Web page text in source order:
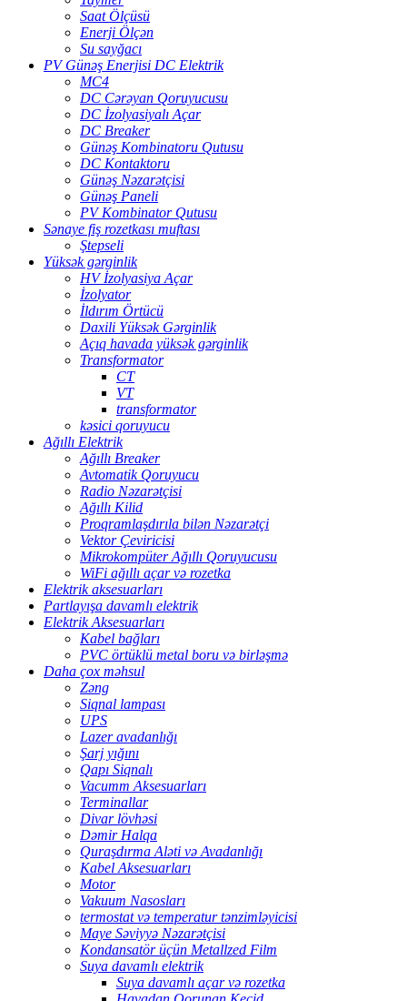
Saat Ölçüsü
Enerji Ölçən
Su sayğacı
PV Günəş Enerjisi DC Elektrik
MC4
DC Cərəyan Qoruyucusu
DC İzolyasiyalı Açar
DC Breaker
Günəş Kombinatoru Qutusu
DC Kontaktoru
Günəş Nəzarətçisi
Günəş Paneli
PV Kombinator Qutusu
Sənaye fiş rozetkası muftası
Ştepseli
Yüksək gərginlik
HV İzolyasiya Açar
İzolyator
İldırım Örtücü
Daxili Yüksək Gərginlik
Açıq havada yüksək gərginlik
Transformator
CT
VT
transformator
kəsici qoruyucu
Ağıllı Elektrik
Ağıllı Breaker
Avtomatik Qoruyucu
Radio Nəzarətçisi
Ağıllı Kilid
Proqramlaşdırıla bilən Nəzarətçi
Vektor Çeviricisi
Mikrokompüter Ağıllı Qoruyucusu
WiFi ağıllı açar və rozetka
Elektrik aksesuarları
Partlayışa davamlı elektrik
Elektrik Aksesuarları
Kabel bağları
PVC örtüklü metal boru və birləşmə
Daha çox məhsul
Zəng
Siqnal lampası
UPS
Lazer avadanlığı
Şarj yığını
Qapı Siqnalı
Vacumm Aksesuarları
Terminallar
Divar lövhəsi
Dəmir Halqa
Quraşdırma Aləti və Avadanlığı
Kabel Aksesuarları
Motor
Vakuum Nasosları
termostat və temperatur tənzimləyicisi
Maye Səviyyə Nəzarətçisi
Kondansatör üçün Metallzed Film
Suya davamlı elektrik
Suya davamlı açar və rozetka